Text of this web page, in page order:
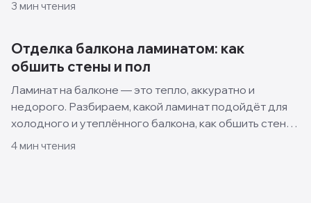
3 мин чтения
Отделка балкона ламинатом: как
обшить стены и пол
Ламинат на балконе — это тепло, аккуратно и
недорого. Разбираем, какой ламинат подойдёт для
холодного и утеплённого балкона, как обшить стены
и пол своими руками и какие решения смотрятся
4мин чтения